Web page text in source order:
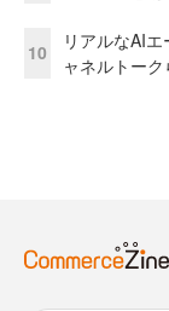
10
リアルなAI
ャネルトー